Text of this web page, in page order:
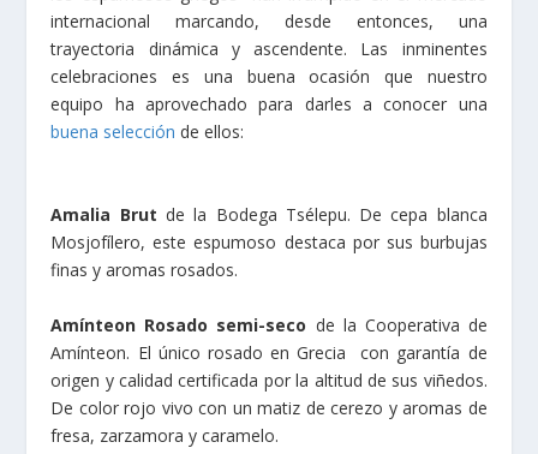
internacional marcando, desde entonces, una
trayectoria dinámica y ascendente. Las inminentes
celebraciones es una buena ocasión que nuestro
equipo ha aprovechado para darles a conocer una
buena selecciónde ellos:
Amalia Brut de la Bodega Tsélepu. De cepa blanca
Mosjofílero, este espumoso destaca por sus burbujas
finas y aromas rosados.
Amínteon Rosado semi-seco de la Cooperativa de
Amínteon. El único rosado en Grecia con garantía de
origen y calidad certificada por la altitud de sus viñedos.
De color rojo vivo con un matiz de cerezo y aromas de
fresa, zarzamora y caramelo.